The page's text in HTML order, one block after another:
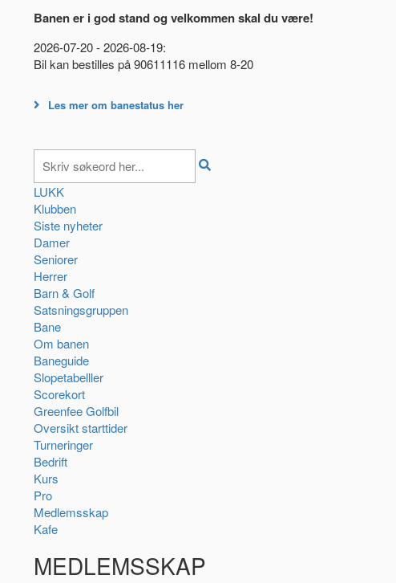
Banen er i god stand og velkommen skal du være!
2026-07-20 - 2026-08-19:
Bil kan bestilles på 90611116 mellom 8-20
Les mer om banestatus her
LUKK
Klubben
Siste nyheter
Damer
Seniorer
Herrer
Barn & Golf
Satsningsgruppen
Bane
Om banen
Baneguide
Slopetabelller
Scorekort
Greenfee Golfbil
Oversikt starttider
Turneringer
Bedrift
Kurs
Pro
Medlemsskap
Kafe
MEDLEMSSKAP